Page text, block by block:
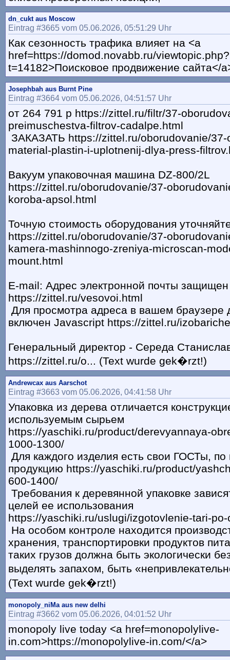
dn_cukt aus Moscow
Eintrag #3665 vom 05.06.2026, 05:51:29 Uhr
Как сезонность трафика влияет на <a
href=https://domod.novabb.ru/viewtopic.php?
t=14182>Поисковое продвижение сайта</
Josephbah aus Burnt Pine
Eintrag #3664 vom 05.06.2026, 04:51:57 Uhr
от 264 791 р https://zittel.ru/filtr/37-
preimuschestva-filtrov-cadalpe.html
ЗАКАЗАТЬ https://zittel.ru/oborudovanie/37-
material-plastin-i-uplotnenij-dlya-press-
Вакуум упаковочная машина DZ-800/2L
https://zittel.ru/oborudovanie/37-
koroba-apsol.html
Точную стоимость оборудования
https://zittel.ru/oborudovanie/37-
kamera-mashinnogo-zreniya-microscan-
mount.html
Е-mail: Адрес электронной почты защищен
https://zittel.ru/vesovoi.html
Для просмотра адреса в вашем браузере
включен Javascript https://zittel.ru/
Генеральный директор - Середа
https://zittel.ru/o... (Text wurde gek�rzt!)
Andrewcax aus Aarschot
Eintrag #3663 vom 05.06.2026, 04:41:58 Uhr
Упаковка из дерева отличается
используемым сырьем
https://yaschiki.ru/product/derevyannaya-
1000-1300/
Для каждого изделия есть свои ГОСТы,
продукцию https://yaschiki.ru/product/
600-1400/
Требования к деревянной упаковке
целей ее использования
https://yaschiki.ru/uslugi/izgotovlenie-tari-
На особом контроле находится
хранения, транспортировки продуктов
таких грузов должна быть экологически
выделять запахом, быть
(Text wurde gek�rzt!)
monopoly_niMa aus new delhi
Eintrag #3662 vom 05.06.2026, 04:01:52 Uhr
monopoly live today <a href=monopolylive-
in.com>https://monopolylive-in.com/</a>